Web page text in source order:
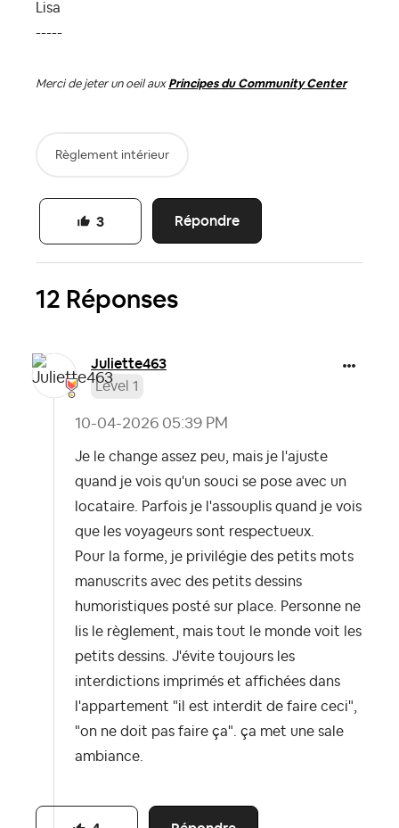
Lisa
-----
Merci de jeter un oeil aux Principes du Community Center
Règlement intérieur
Répondre
3
12 Réponses
Juliette463
Level 1
‎10-04-2026 05:39 PM
Je le change assez peu, mais je l'ajuste
quand je vois qu'un souci se pose avec un
locataire. Parfois je l'assouplis quand je vois
que les voyageurs sont respectueux.
Pour la forme, je privilégie des petits mots
manuscrits avec des petits dessins
humoristiques posté sur place. Personne ne
lis le règlement, mais tout le monde voit les
petits dessins. J'évite toujours les
interdictions imprimés et affichées dans
l'appartement "il est interdit de faire ceci",
"on ne doit pas faire ça". ça met une sale
ambiance.